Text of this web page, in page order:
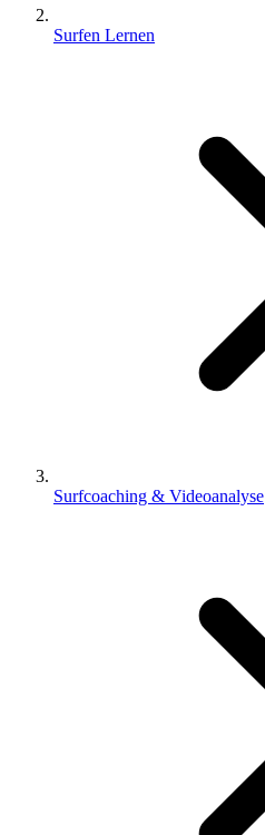
Surfen Lernen
Surfcoaching & Videoanalyse